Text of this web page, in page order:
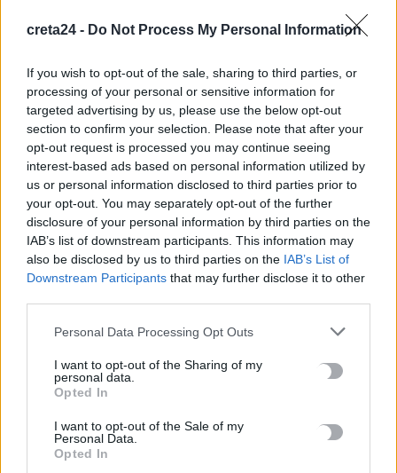
creta24 - Do Not Process My Personal Information
If you wish to opt-out of the sale, sharing to third parties, or
processing of your personal or sensitive information for
targeted advertising by us, please use the below opt-out
section to confirm your selection. Please note that after your
opt-out request is processed you may continue seeing
interest-based ads based on personal information utilized by
us or personal information disclosed to third parties prior to
your opt-out. You may separately opt-out of the further
disclosure of your personal information by third parties on the
IAB’s list of downstream participants. This information may
also be disclosed by us to third parties on the IAB’s List of
Downstream Participants that may further disclose it to other
Personal Data Processing Opt Outs
I want to opt-out of the Sharing of my
personal data.
Opted In
I want to opt-out of the Sale of my
Personal Data.
Opted In
Καύσωνας και υψηλή ζήτηση εκτοξεύουν τις τιμές ρεύματος
Πότε λήγουν τα προγράμματα «Ανακαίνιση Κατοικίας» και
«Σπίτι μου ΙΙ»
8 Αυγούστου, 2026
Μόνιμοι διορισμοί εκπαιδευτικών: Μέχρι πότε γίνεται η
υποβολή αιτήσεων
8 Αυγούστου, 2026
Αμπελάρδο ντε λα Εσπριέγια: Ποιος είναι ο νέος πρόεδρος της
«Καμίνι» η χώρα: Έως 39°C και μελτέμια έως 8 μποφόρ – Ο
καιρός στην Κρήτη
Αττικοβοιωτία: Με 6 βόμβες Χιροσίμα ισούται η ενέργεια από